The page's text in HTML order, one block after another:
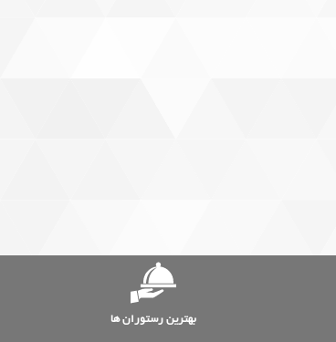
بهترین رستوران ها